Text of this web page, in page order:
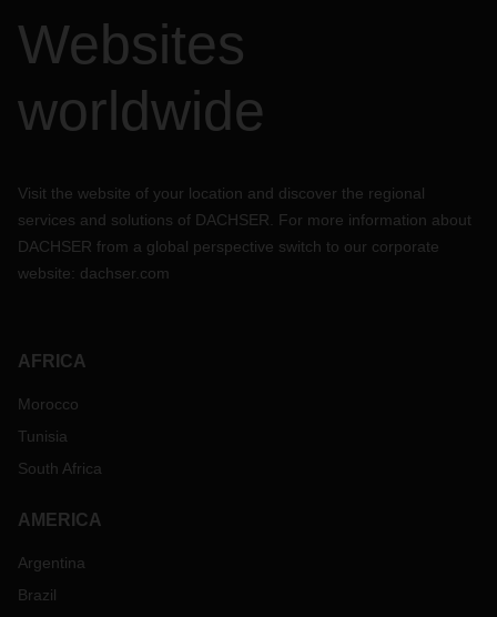
Websites
worldwide
Visit the website of your location and discover the regional
services and solutions of DACHSER. For more information about
DACHSER from a global perspective switch to our corporate
website: dachser.com
AFRICA
Morocco
Tunisia
South Africa
AMERICA
Argentina
Brazil